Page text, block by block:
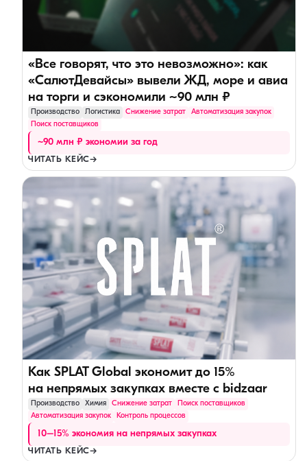
«Все говорят, что это невозможно»: как
«СалютДевайсы» вывели ЖД, море и авиа
на торги и сэкономили ~90 млн ₽
Производство Логистика Снижение затрат
Автоматизация закупок
Поиск поставщиков
~90 млн ₽ экономии за год
ЧИТАТЬ КЕЙС→
Как SPLAT Global экономит до 15%
на непрямых закупках вместе с bidzaar
Производство Химия Снижение затрат
Поиск поставщиков
Автоматизация закупок
Контроль процессов
10–15% экономия на непрямых закупках
ЧИТАТЬ КЕЙС→